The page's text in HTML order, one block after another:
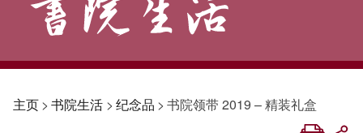
主页> 书院生活 > 纪念品 > 书院领带 2019 – 精装礼盒